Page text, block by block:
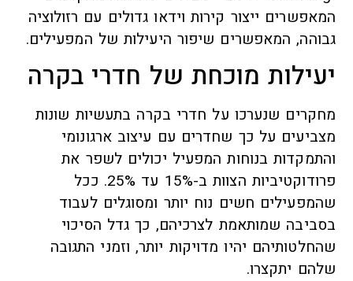
המאפשרים ייצור קירות וידאו גדולים עם רזולוציה
גבוהה, המאפשרים שיפור היעילות של המפעילים.
יעילות מוכחת של חדרי בקרה
מחקרים שנערכו על חדרי בקרה בתעשיות שונות
מצביעים על כך שחדרים עם עיצוב ארגונומי
והתמקדות בנוחות המפעיל יכולים לשפר את
פרודוקטיביות הצוות ב-15% עד 25%. ככל
שהמפעילים חשים נוח יותר ומסוגלים לעבוד
בסביבה שמותאמת לצרכיהם, כך גדל הסיכוי
שהחלטותיהם יהיו מדויקות יותר, וזמני התגובה
שלהם יתקצרו.